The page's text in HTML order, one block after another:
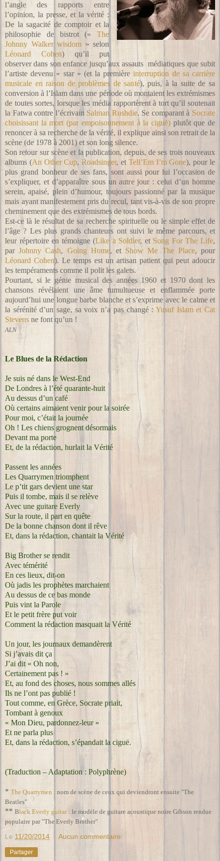
l’angle des rapports entre
l’opinion, la presse, et la vérité :
De la sagacité de comptoir et la
philosophie de bistrot (« The
Johnny Walker wisdom » selon
Léonard Cohen) qu’il put
observer dans son enfance jusqu’aux assauts médiatiques que subit
l’artiste devenu « star » (et la premièreinterruption de sa carrière
musicale en raison de problèmes de santé), puis, à la suite de sa
conversion à l’Islam dans une période où montaient les extrémismes
de toutes sortes, lorsque les média rapportèrent à tort qu’il soutenait
la Fatwa contre l’écrivain Salman Rushdie. Se comparant à Socrate
choisissant la mort (par empoisonnement à la ciguë)plutôt que de
renoncer à sa recherche de la vérité, il explique ainsi son retrait de la
scène (de 1978 à 2001) et son long silence.
Son retour sur scène et la publication, depuis, de ses trois nouveaux
albums (An Other Cup,Roadsinger, et Tell’Em I’m Gone), pour le
plus grand bonheur de ses fans, sont aussi pour lui l’occasion de
s’expliquer, et d’apparaître sous un autre jour : celui d’un homme
serein, apaisé, plein d’humour, toujours passionné par la musique
mais ayant manifestement pris du recul, tant vis-à-vis de son propre
cheminement que des extrémismes de tous bords.
Est-ce là le résultat de sa recherche spirituelle ou le simple effet de
l’âge ? Les plus grands chanteurs ont suivi le même parcours, et
leur répertoire en témoigne (Like a Soldier, et Song For The Life,
parJohnny Cash, Going Home, et Show Me The Place, pour
Léonard Cohen). Le temps est un artisan patient qui peut adoucir
les tempéraments comme il polit les galets.
Pourtant, si le génie musical des années 1960 et 1970 dont les
chansons révélaient une âme tumultueuse et enflammée porte
aujourd’hui une longue barbe blanche et s’exprime avec le calme et
la sérénité d’un sage, sa voix n’a pas changé : Yusuf Islam et Cat
Stevens ne font qu’un !
ALN
Le Blues de la Rédaction
Je suis né dans le West-End
De Londres à l’été quarante-huit
Au dessus d’un café
Où certains aimaient venir pour la soirée
Pour moi, c’était la journée
Oh ! Les chiens grognent désormais
Devant ma porte
Et, de la rédaction, hurlait la Vérité
Passent les années
Les Quarrymen triomphent
Le p’tit gars devient une star
Puis il tombe, mais il se relève
Avec une guitare Everly
Sur la route, il part en quête
De la bonne chanson dont il rêve
Et, dans la rédaction, chantait la Vérité
Big Brother se rendit
Avec témérité
En ces lieux, dit-on
Où jadis les prophètes marchaient
Au dessus de ce bas monde
Puis vint la Parole
Et le petit frère put voir
Comment la rédaction masquait la Vérité
Un jour, les journaux demandèrent
Si j’avais dit ça
J’ai dit « Oh non,
Certainement pas ! »
Et, au fond des choses, nous sommes allés
Ils ne l’ont pas publié !
Tout comme, en Grèce, Socrate priait,
Tombant à genoux
« Mon Dieu, pardonnez-leur »
Et ne parla plus
Et, dans la rédaction, s’épandait la ciguë.
(Traduction – Adaptation : Polyphrène)
* The Quarrymen : nom de scène de ceux qui deviendront ensuite "The
Beatles"
** Black Everly guitar: le modèle de guitare acoustique noire Gibson rendue
populaire par "The Everly Brother"
Le 11/20/2014 Aucun commentaire:
Partager